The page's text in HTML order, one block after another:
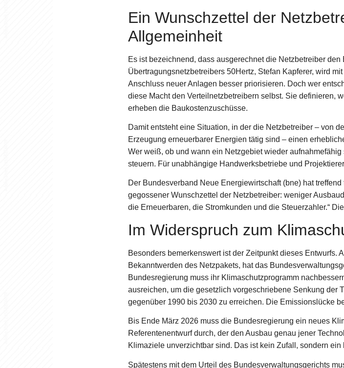
Ein Wunschzettel der
Allgemeinheit
Es ist bezeichnend, dass ausgerechnet die Netzbetreiber
Übertragungsnetzbetreibers 50Hertz, Stefan Kapferer, wird
Anschluss neuer Anlagen besser priorisieren. Doch wer
diese Macht den Verteilnetzbetreibern selbst. Sie definieren,
erheben die Baukostenzuschüsse.
Damit entsteht eine Situation, in der die Netzbetreiber – von
Erzeugung erneuerbarer Energien tätig sind – einen
Wer weiß, ob und wann ein Netzgebiet wieder
steuern. Für unabhängige Handwerksbetriebe und
Der Bundesverband Neue Energiewirtschaft (bne) hat
gegossener Wunschzettel der Netzbetreiber: weniger
die Erneuerbaren, die Stromkunden und die Steuerzahler.“
Im Widerspruch zum
Besonders bemerkenswert ist der Zeitpunkt dieses Entwurfs.
Bekanntwerden des Netzpakets, hat das
Bundesregierung muss ihr Klimaschutzprogramm
ausreichen, um die gesetzlich vorgeschriebene Senkung der
gegenüber 1990 bis 2030 zu erreichen. Die Emissionslücke
Bis Ende März 2026 muss die Bundesregierung ein neues
Referentenentwurf durch, der den Ausbau genau jener
Klimaziele unverzichtbar sind. Das ist kein Zufall, sondern
Spätestens mit dem Urteil des Bundesverwaltungsgerichts